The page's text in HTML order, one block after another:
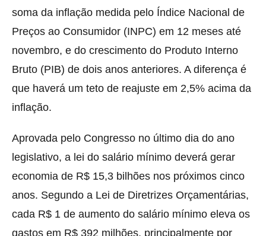
soma da inflação medida pelo Índice Nacional de
Preços ao Consumidor (INPC) em 12 meses até
novembro, e do crescimento do Produto Interno
Bruto (PIB) de dois anos anteriores. A diferença é
que haverá um teto de reajuste em 2,5% acima da
inflação.
Aprovada pelo Congresso no último dia do ano
legislativo, a lei do salário mínimo deverá gerar
economia de R$ 15,3 bilhões nos próximos cinco
anos. Segundo a Lei de Diretrizes Orçamentárias,
cada R$ 1 de aumento do salário mínimo eleva os
gastos em R$ 392 milhões, principalmente por